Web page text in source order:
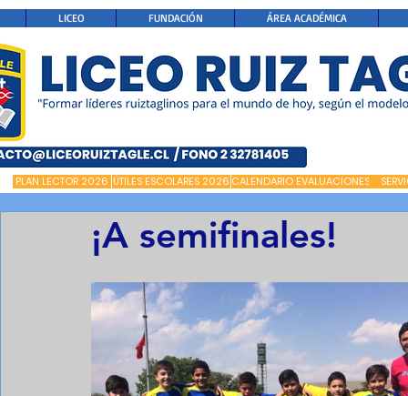
LICEO FUNDACIÓN ÁREA ACADÉMICA
PLAN LECTOR 2026 ÚTILES ESCOLARES 2026 CALENDARIO EVALUACIONES
¡A semifinales!